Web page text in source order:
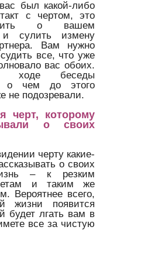
был какой-либо
с чертом, это
о вашем
и сулить измену
Вам нужно
все, что уже
вас обоих.
ходе беседы
о чем до этого
не подозревали.
черт, которому
о своих
черту какие-
о своих
– к резким
и таким же
Вероятнее всего,
жизни появится
будет лгать вам в
все за чистую